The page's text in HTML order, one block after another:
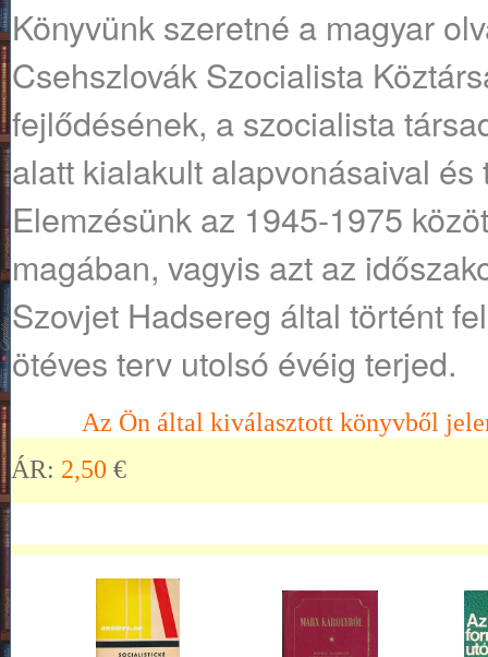
Könyvünk szeretné a magyar
Csehszlovák Szocialista
fejlődésének, a szocialista
alatt kialakult alapvonásaival és
Elemzésünk az 1945-1975
magában, vagyis azt az
Szovjet Hadsereg által történt
ötéves terv utolsó évéig terjed.
Az Ön által kiválasztott könyvből
ÁR: 2,50 €